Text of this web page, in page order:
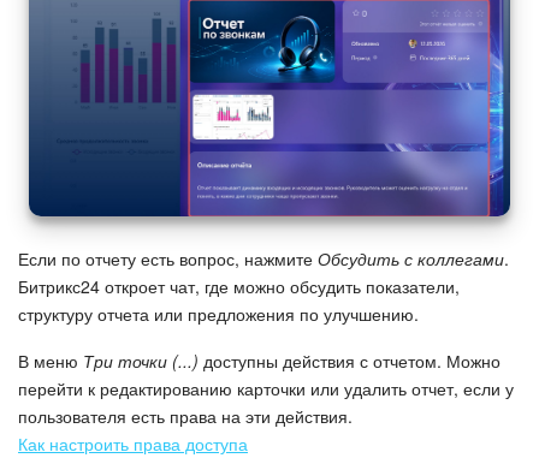
Если по отчету есть вопрос, нажмите Обсудить с коллегами.
Битрикс24 откроет чат, где можно обсудить показатели,
структуру отчета или предложения по улучшению.
В меню Три точки (...) доступны действия с отчетом. Можно
перейти к редактированию карточки или удалить отчет, если у
пользователя есть права на эти действия.
Как настроить права доступа